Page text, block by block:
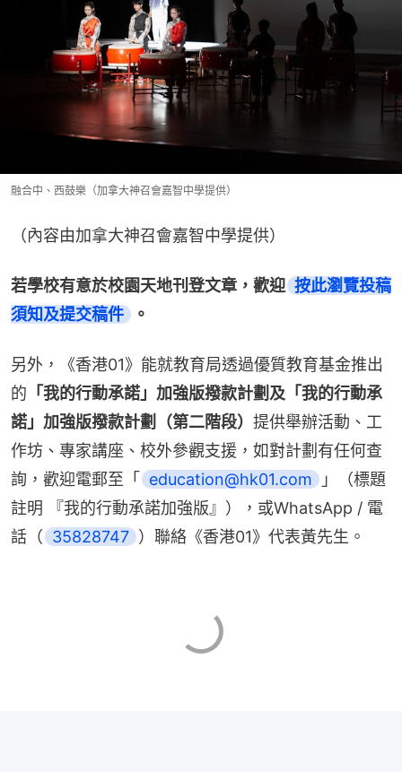
融合中、西鼓樂（加拿大神召會嘉智中學提供）
（內容由加拿大神召會嘉智中學提供）
若學校有意於校園天地刊登文章，歡迎 按此瀏覽投稿
須知及提交稿件
。
另外，《香港01》能就教育局透過優質教育基金推出
的 「我的行動承諾」加強版撥款計劃及「我的行動承
諾」加強版撥款計劃（第二階段） 提供舉辦活動、工
作坊、專家講座、校外參觀支援，如對計劃有任何查
詢，歡迎電郵至「 education@hk01.com
」（標題
註明 『我的行動承諾加強版』），或WhatsApp / 電
話（ 35828747 ）聯絡《香港01》代表黃先生。